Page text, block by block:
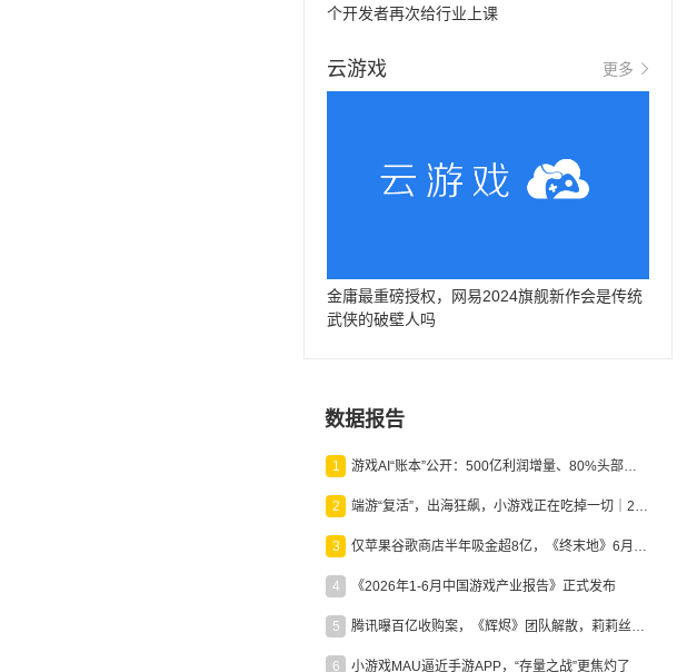
个开发者再次给行业上课
云游戏 更多
金庸最重磅授权，网易2024旗舰新作会是传统
武侠的破壁人吗
数据报告
1 游戏AI“账本”公开：500亿利润增量、80%头部入局，谁在闷声发财？
2 端游“复活”，出海狂飙，小游戏正在吃掉一切｜2026上半年产业报告
3 仅苹果谷歌商店半年吸金超8亿，《终末地》6月份收入显著回暖
4 《2026年1-6月中国游戏产业报告》正式发布
5 腾讯曝百亿收购案，《辉烬》团队解散，莉莉丝新作曝光｜陀螺周报
6 小游戏MAU逼近手游APP，“存量之战”更焦灼了